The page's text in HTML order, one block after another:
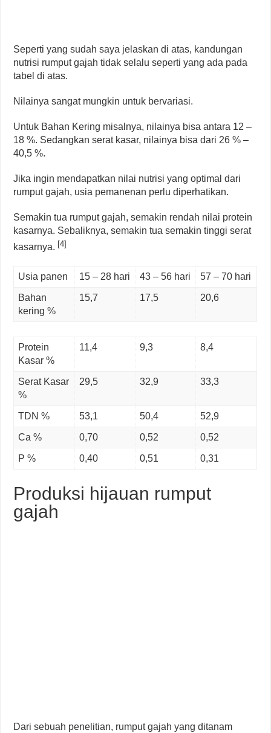
Seperti yang sudah saya jelaskan di atas, kandungan
nutrisi rumput gajah tidak selalu seperti yang ada pada
tabel di atas.
Nilainya sangat mungkin untuk bervariasi.
Untuk Bahan Kering misalnya, nilainya bisa antara 12 –
18 %. Sedangkan serat kasar, nilainya bisa dari 26 % –
40,5 %.
Jika ingin mendapatkan nilai nutrisi yang optimal dari
rumput gajah, usia pemanenan perlu diperhatikan.
Semakin tua rumput gajah, semakin rendah nilai protein
kasarnya. Sebaliknya, semakin tua semakin tinggi serat
kasarnya. [4]
Usia panen 15 – 28 hari 43 – 56 hari 57 – 70 hari
Bahan
kering %
15,7 17,5 20,6
Protein
Kasar %
11,4 9,3 8,4
Serat Kasar
%
29,5 32,9 33,3
TDN % 53,1 50,4 52,9
Ca % 0,70 0,52 0,52
P % 0,40 0,51 0,31
Produksi hijauan rumput
gajah
Dari sebuah penelitian, rumput gajah yang ditanam